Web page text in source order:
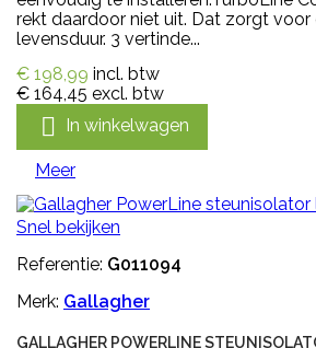
rekt daardoor niet uit. Dat zorgt voor
levensduur. 3 vertinde...
€ 198,99 incl. btw
€ 164,45 excl. btw
 In winkelwagen
Meer
Snel bekijken
Referentie: G011094
Merk: Gallagher
GALLAGHER POWERLINE